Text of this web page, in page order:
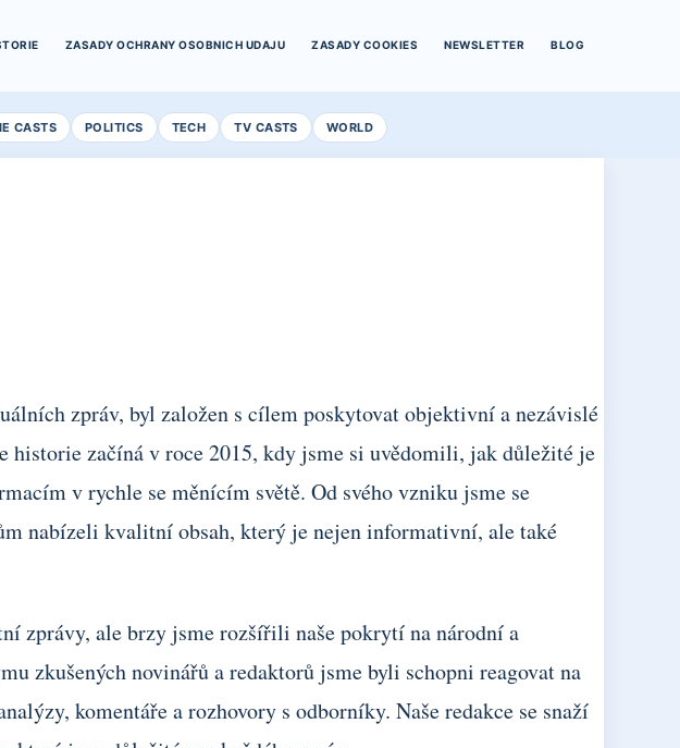
ZASADY OCHRANY OSOBNICH UDAJU ZASADY COOKIES NEWSLETTER BLOG
CASTS POLITICS TECH TV CASTS WORLD
zpráv, byl založen s cílem poskytovat objektivní a nezávislé
historie začíná v roce 2015, kdy jsme si uvědomili, jak důležité je
v rychle se měnícím světě. Od svého vzniku jsme se
nabízeli kvalitní obsah, který je nejen informativní, ale také
zprávy, ale brzy jsme rozšířili naše pokrytí na národní a
zkušených novinářů a redaktorů jsme byli schopni reagovat na
komentáře a rozhovory s odborníky. Naše redakce se snaží